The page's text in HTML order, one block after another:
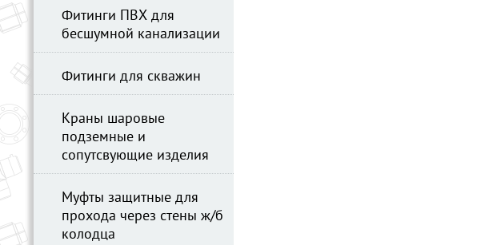
Фитинги ПВХ для
бесшумной канализации
Фитинги для скважин
Краны шаровые
подземные и
сопутсвующие изделия
Муфты защитные для
прохода через стены ж/б
колодца